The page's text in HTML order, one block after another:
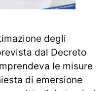
degli
dal Decreto
le misure
di emersione